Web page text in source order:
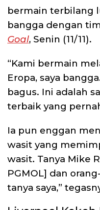
bermain terbilang
bangga dengan
Goal, Senin (11/11).
“Kami bermain
Eropa, saya
bagus. Ini adalah
terbaik yang
Ia pun enggan
wasit yang
wasit. Tanya Mike
PGMOL] dan
tanya saya,”